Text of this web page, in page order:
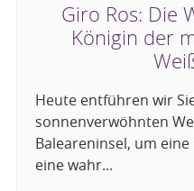
Giro Ros: Die
Königin der
Heute entführen wir
sonnenverwöhnten
Baleareninsel, um
eine wahr...